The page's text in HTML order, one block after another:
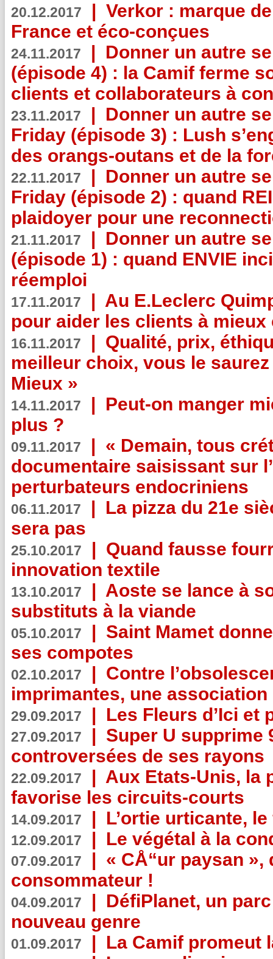
20.12.2017 | Verkor : marque
France et éco-conçues
24.11.2017 | Donner un autre
(épisode 4) : la Camif ferme
clients et collaborateurs à
23.11.2017 | Donner un autre
Friday (épisode 3) : Lush
des orangs-outans et de la
22.11.2017 | Donner un autre
Friday (épisode 2) : quand
plaidoyer pour une
21.11.2017 | Donner un autre
(épisode 1) : quand ENVIE
réemploi
17.11.2017 | Au E.Leclerc
pour aider les clients à
16.11.2017 | Qualité, prix,
meilleur choix, vous le
Mieux »
14.11.2017 | Peut-on manger
plus ?
09.11.2017 | « Demain, tous
documentaire saisissant sur
perturbateurs endocriniens
06.11.2017 | La pizza du 21e
sera pas
25.10.2017 | Quand fausse
innovation textile
13.10.2017 | Aoste se lance à
substituts à la viande
05.10.2017 | Saint Mamet
ses compotes
02.10.2017 | Contre
imprimantes, une
29.09.2017 | Les Fleurs d’Ici et
27.09.2017 | Super U supprime
controversées de ses rayons
22.09.2017 | Aux Etats-Unis, la
favorise les circuits-courts
14.09.2017 | L’ortie urticante,
12.09.2017 | Le végétal à la
07.09.2017 | « CÅ“ur paysan
consommateur !
04.09.2017 | DéfiPlanet, un
nouveau genre
01.09.2017 | La Camif promeut